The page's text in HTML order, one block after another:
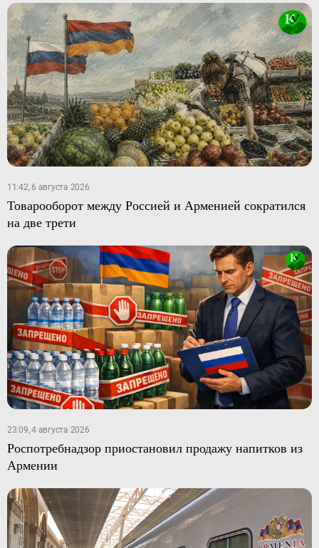
11:42, 6 августа 2026
Товарооборот между Россией и Арменией сократился
на две трети
23:09, 4 августа 2026
Роспотребнадзор приостановил продажу напитков из
Армении